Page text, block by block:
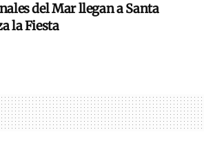
del Mar llegan a Santa
la Fiesta